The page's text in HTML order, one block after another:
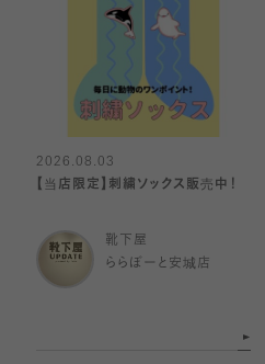
2026.08.03
【当店限定】刺繍ソックス販売中！
靴下屋
ららぽーと安城店